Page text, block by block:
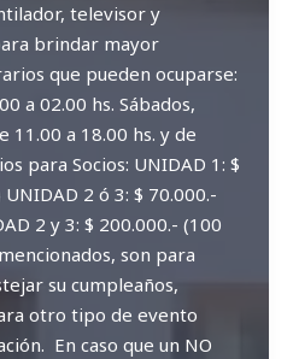
televisor y
brindar mayor
que pueden ocuparse:
a 02.00 hs. Sábados,
11.00 a 18.00 hs. y de
para Socios: UNIDAD 1: $
2 ó 3: $ 70.000.-
2 y 3: $ 200.000.- (100
son para
su cumpleaños,
otro tipo de evento
En caso que un NO